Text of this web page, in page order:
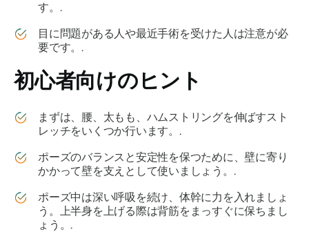
す。.
目に問題がある人や最近手術を受けた人は注意が必
要です。.
初心者向けのヒント
まずは、腰、太もも、ハムストリングを伸ばすスト
レッチをいくつか行います。.
ポーズのバランスと安定性を保つために、壁に寄り
かかって壁を支えとして使いましょう。.
ポーズ中は深い呼吸を続け、体幹に力を入れましょ
う。上半身を上げる際は背筋をまっすぐに保ちまし
ょう。.